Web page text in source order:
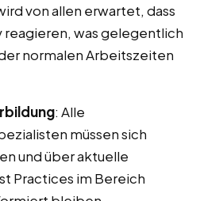
von allen erwartet, dass
was gelegentlich
normalen Arbeitszeiten
: Alle
müssen sich
und über aktuelle
Practices im Bereich